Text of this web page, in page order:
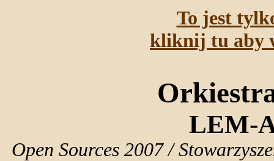
To jest
kliknij tu aby
LEM-
Open Sources 2007 /